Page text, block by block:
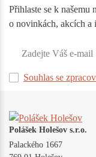
Přihlaste se k našemu
o novinkách, akcích a
Souhlas se
Polášek Holešov s.r.o.
Palackého 1667